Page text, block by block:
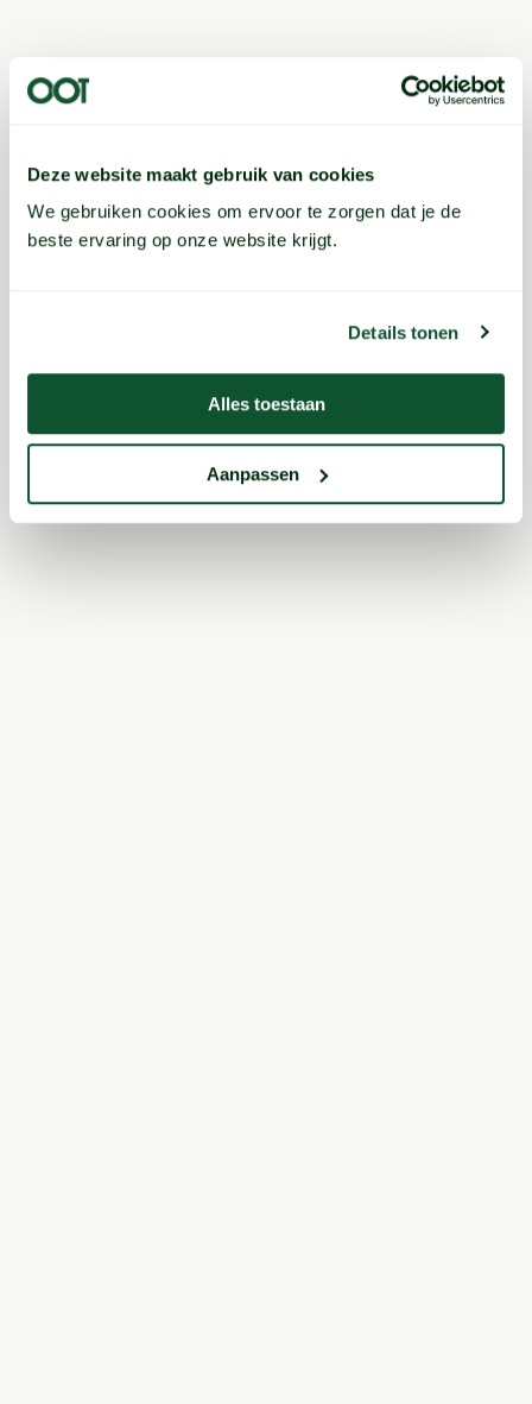
Deze website maakt gebruik van cookies
We gebruiken cookies om ervoor te zorgen dat je de
beste ervaring op onze website krijgt.
Details tonen
Alles toestaan
Aanpassen